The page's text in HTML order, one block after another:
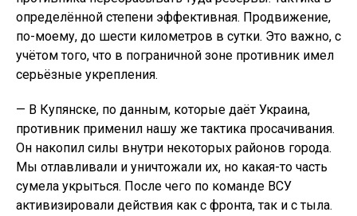
определённой степени эффективная. Продвижение,
по-моему, до шести километров в сутки. Это важно, с
учётом того, что в пограничной зоне противник имел
серьёзные укрепления.
— В Купянске, по данным, которые даёт Украина,
противник применил нашу же тактика просачивания.
Он накопил силы внутри некоторых районов города.
Мы отлавливали и уничтожали их, но какая-то часть
сумела укрыться. После чего по команде ВСУ
активизировали действия как с фронта, так и с тыла.